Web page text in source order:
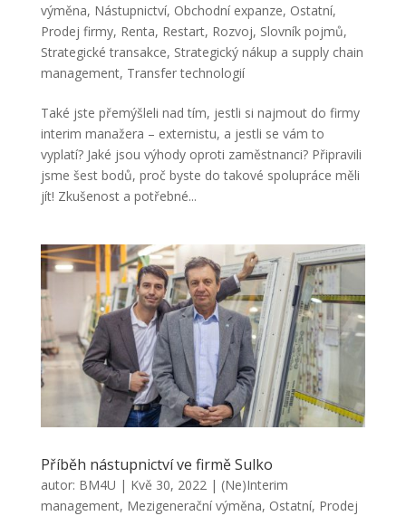
výměna, Nástupnictví, Obchodní expanze, Ostatní,
Prodej firmy, Renta, Restart, Rozvoj, Slovník pojmů,
Strategické transakce, Strategický nákup a supply chain
management, Transfer technologií
Také jste přemýšleli nad tím, jestli si najmout do firmy
interim manažera – externistu, a jestli se vám to
vyplatí? Jaké jsou výhody oproti zaměstnanci? Připravili
jsme šest bodů, proč byste do takové spolupráce měli
jít! Zkušenost a potřebné...
Příběh nástupnictví ve firmě Sulko
autor: BM4U | Kvě 30, 2022| (Ne)Interim
management, Mezigenerační výměna, Ostatní, Prodej